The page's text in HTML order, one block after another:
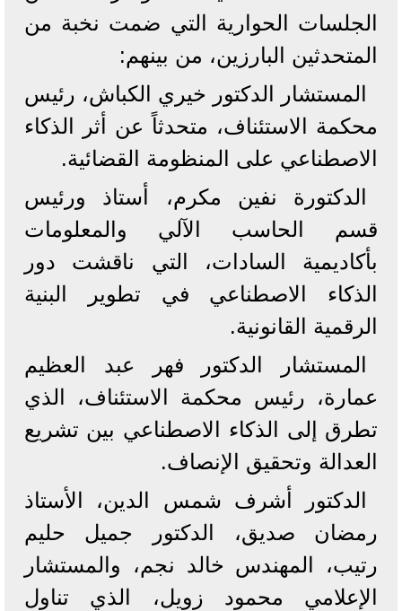
الجلسات الحوارية التي ضمت نخبة من
المتحدثين البارزين، من بينهم:
المستشار الدكتور خيري الكباش، رئيس
محكمة الاستئناف، متحدثاً عن أثر الذكاء
الاصطناعي على المنظومة القضائية.
الدكتورة نفين مكرم، أستاذ ورئيس
قسم الحاسب الآلي والمعلومات
بأكاديمية السادات، التي ناقشت دور
الذكاء الاصطناعي في تطوير البنية
الرقمية القانونية.
المستشار الدكتور فهر عبد العظيم
عمارة، رئيس محكمة الاستئناف، الذي
تطرق إلى الذكاء الاصطناعي بين تشريع
العدالة وتحقيق الإنصاف.
الدكتور أشرف شمس الدين، الأستاذ
رمضان صديق، الدكتور جميل حليم
رتيب، المهندس خالد نجم، والمستشار
الإعلامي محمود زويل، الذي تناول